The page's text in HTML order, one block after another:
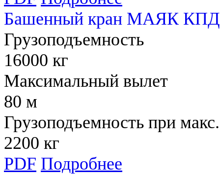
Башенный кран МАЯК КПД
Грузоподъемность
16000 кг
Максимальный вылет
80 м
Грузоподъемность при
2200 кг
PDF Подробнее